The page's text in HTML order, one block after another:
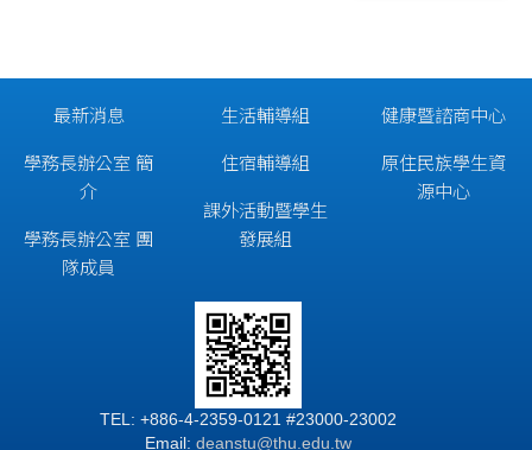
最新消息
學務長辦公室 簡
介
學務長辦公室 團
隊成員
生活輔導組
住宿輔導組
課外活動暨學生
發展組
健康暨諮商中心
原住民族學生資
源中心
TEL: +886-4-2359-0121 #23000-23002
Email: deanstu@thu.edu.tw